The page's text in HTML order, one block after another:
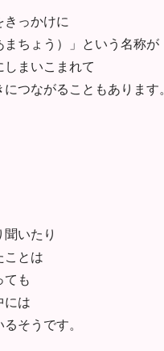
っかけに
まちょう）」という名称が
まいこまれて
つながることもあります。
いたり
ことは
ても
には
そうです。